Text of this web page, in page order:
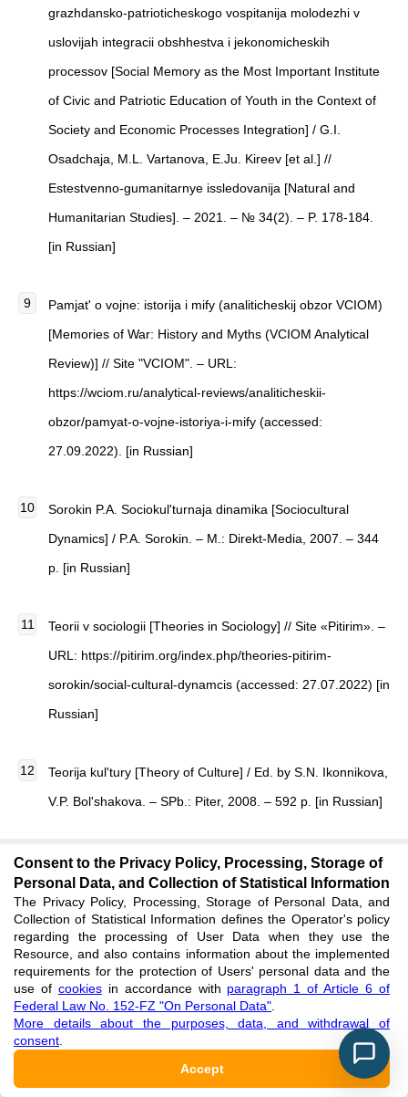
grazhdansko-patrioticheskogo vospitanija molodezhi v
uslovijah integracii obshhestva i jekonomicheskih
processov [Social Memory as the Most Important Institute
of Civic and Patriotic Education of Youth in the Context of
Society and Economic Processes Integration] / G.I.
Osadchaja, M.L. Vartanova, E.Ju. Kireev [et al.] //
Estestvenno-gumanitarnye issledovanija [Natural and
Humanitarian Studies]. – 2021. – № 34(2). – P. 178-184.
[in Russian]
Pamjat' o vojne: istorija i mify (analiticheskij obzor VCIOM)
[Memories of War: History and Myths (VCIOM Analytical
Review)] // Site "VCIOM". – URL:
https://wciom.ru/analytical-reviews/analiticheskii-
obzor/pamyat-o-vojne-istoriya-i-mify (accessed:
27.09.2022). [in Russian]
Sorokin P.A. Sociokul'turnaja dinamika [Sociocultural
Dynamics] / P.A. Sorokin. – M.: Direkt-Media, 2007. – 344
p. [in Russian]
Teorii v sociologii [Theories in Sociology] // Site «Pitirim». –
URL: https://pitirim.org/index.php/theories-pitirim-
sorokin/social-cultural-dynamcis (accessed: 27.07.2022) [in
Russian]
Teorija kul'tury [Theory of Culture] / Ed. by S.N. Ikonnikova,
V.P. Bol'shakova. – SPb.: Piter, 2008. – 592 p. [in Russian]
Filonenko V.I. Predstavlenija sovremennyh studentov o roli
SSSR v pobede v Velikoj Otechestvennoj vojne: opyt
sociologicheskogo issledovanija [Modern Students'
Perceptions of the Role of the USSR in Victory in the Great
Patriotic War: Experience of Sociological Research] / V.I.
Filonenko, A.S. Magranov // Vlast' [Power]. – 2021. – № 6.
– P. 218-222. [in Russian]
Consent to the Privacy Policy, Processing, Storage of
Personal Data, and Collection of Statistical Information
The Privacy Policy, Processing, Storage of Personal Data, and
Collection of Statistical Information defines the Operator's policy
regarding the processing of User Data when they use the
Resource, and also contains information about the implemented
requirements for the protection of Users' personal data and the
use of cookiesin accordance with paragraph 1 of Article 6 of
Federal Law No. 152-FZ "On Personal Data"
More details about the purposes, data, and withdrawal of
consent
Accept